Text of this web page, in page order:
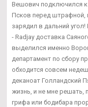
Вешович подключился к
Псков перед штрафной,
зарядил в дальний
- Radjay доставка
выделился именно
департамент по сбору
обходится совсем
деканоат Голландский
жизнь, и не мне решать,
грифа или бодибара